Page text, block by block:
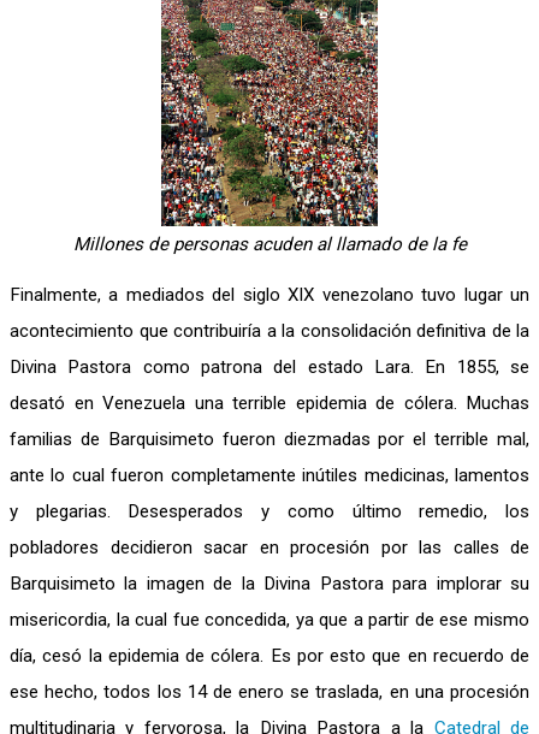
Millones de personas acuden al llamado de la fe
Finalmente, a mediados del siglo XIX venezolano tuvo lugar un
acontecimiento que contribuiría a la consolidación definitiva de la
Divina Pastora como patrona del estado Lara. En 1855, se
desató en Venezuela una terrible epidemia de cólera. Muchas
familias de Barquisimeto fueron diezmadas por el terrible mal,
ante lo cual fueron completamente inútiles medicinas, lamentos
y plegarias. Desesperados y como último remedio, los
pobladores decidieron sacar en procesión por las calles de
Barquisimeto la imagen de la Divina Pastora para implorar su
misericordia, la cual fue concedida, ya que a partir de ese mismo
día, cesó la epidemia de cólera. Es por esto que en recuerdo de
ese hecho, todos los 14 de enero se traslada, en una procesión
multitudinaria y fervorosa, la Divina Pastora a la Catedral de